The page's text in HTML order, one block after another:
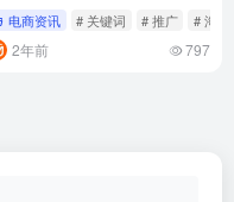
电商资讯 # 关键词 # 推广 # 淘宝
2年前 797